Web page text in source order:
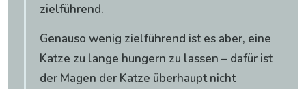
zielführend.
Genauso wenig zielführend ist es aber, eine
Katze zu lange hungern zu lassen – dafür ist
der Magen der Katze überhaupt nicht